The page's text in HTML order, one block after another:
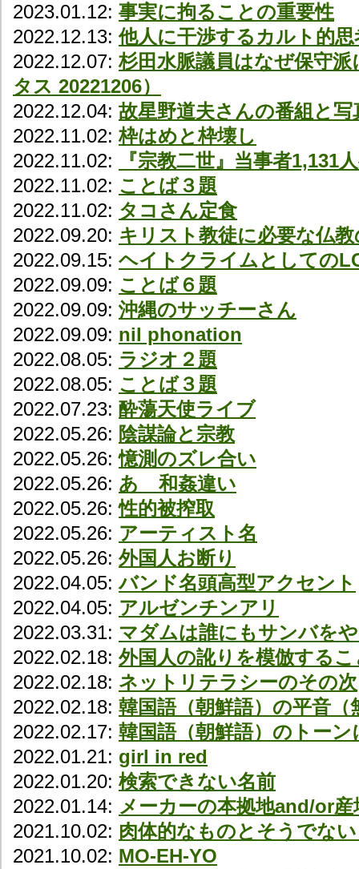
2023.01.12: 事実に拘ることの重要性
2022.12.13:他人に干渉するカルト的思
2022.12.07:杉田水脈議員はなぜ保守
タス 20221206）
2022.12.04: 故星野道夫さんの番組と写
2022.11.02:枠はめと枠壊し
2022.11.02:
『宗教二世』当事者1,131
2022.11.02: ことば３題
2022.11.02: タコさん定食
2022.09.20: キリスト教徒に必要な仏
2022.09.15: ヘイトクライムとしての
2022.09.09: ことば６題
2022.09.09: 沖縄のサッチーさん
2022.09.09: nil phonation
2022.08.05: ラジオ２題
2022.08.05: ことば３題
2022.07.23: 酔蕩天使ライブ
2022.05.26: 陰謀論と宗教
2022.05.26:憶測のズレ合い
2022.05.26: あゝ和姦違い
2022.05.26:性的被搾取
2022.05.26: アーティスト名
2022.05.26: 外国人お断り
2022.04.05:バンド名頭高型アクセント
2022.04.05: アルゼンチンアリ
2022.03.31: マダムは誰にもサンバを
2022.02.18: 外国人の訛りを模倣するこ
2022.02.18: ネットリテラシーのその次
2022.02.18: 韓国語（朝鮮語）の平音（
2022.02.17: 韓国語（朝鮮語）のトーン
2022.01.21: girl in red
2022.01.20: 検索できない名前
2022.01.14: メーカーの本拠地and/or
2021.10.02: 肉体的なものとそうでな
2021.10.02: MO-EH-YO